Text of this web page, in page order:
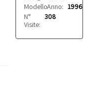
Modello: Transit
Anno: 1996
N°
Visite:
308